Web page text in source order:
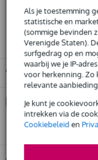
Als je toestemming
statistische en
(sommige bevinden
Verenigde Staten).
surfgedrag op en
waarbij we je IP-
voor herkenning. Zo
relevante
Je kunt je
intrekken via de
Cookiebeleiden
30 dagen 'niet goed
3 jaar Bax Music
Gratis ophalen in
Kies nu voor 2
voordelen
€ 20,35